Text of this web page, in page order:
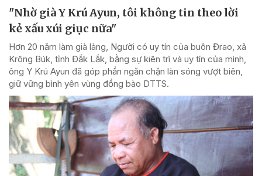
"Nhờ già Y Krú Ayun, tôi không tin theo lời
kẻ xấu xúi giục nữa"
Hơn 20 năm làm già làng, Người có uy tín của buôn Đrao, xã
Krông Búk, tỉnh Đắk Lắk, bằng sự kiên trì và uy tín của mình,
ông Y Krú Ayun đã góp phần ngăn chặn làn sóng vượt biên,
giữ vững bình yên vùng đồng bào DTTS.